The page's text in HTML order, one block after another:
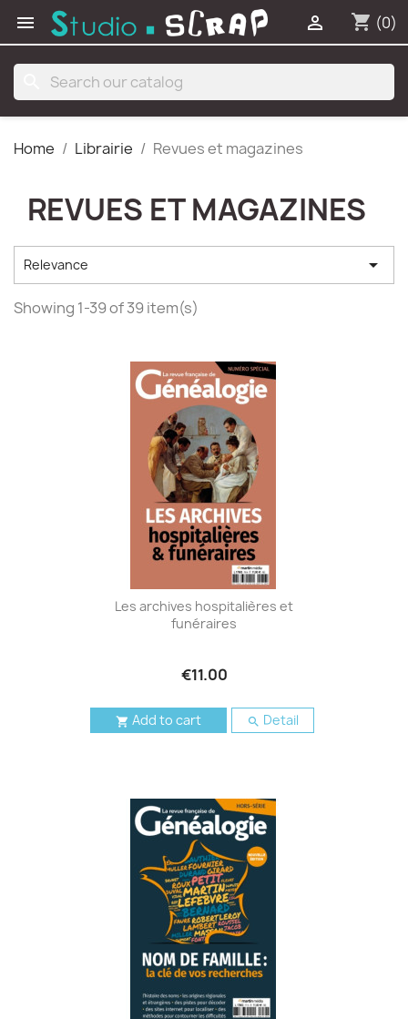
 shopping_cart (0)

Home Librairie Revues et magazines
REVUES ET MAGAZINES
Relevance 
Showing 1-39 of 39 item(s)
Les archives hospitalières et
funéraires
€11.00
 Add to cart  Detail